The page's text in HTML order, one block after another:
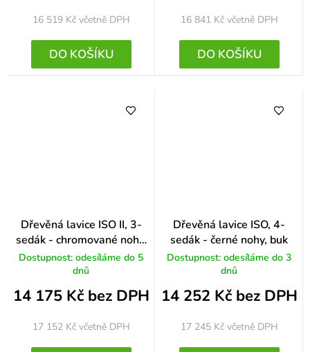
16 519 Kč včetně DPH
DO KOŠÍKU
16 841 Kč včetně DPH
DO KOŠÍKU
Dřevěná lavice ISO II, 3-
sedák - chromované nohy,
buk
Dostupnost: odesíláme do 5
dnů
14 175 Kč bez DPH
17 152 Kč včetně DPH
Dřevěná lavice ISO, 4-
sedák - černé nohy, buk
Dostupnost: odesíláme do 3
dnů
14 252 Kč bez DPH
17 245 Kč včetně DPH